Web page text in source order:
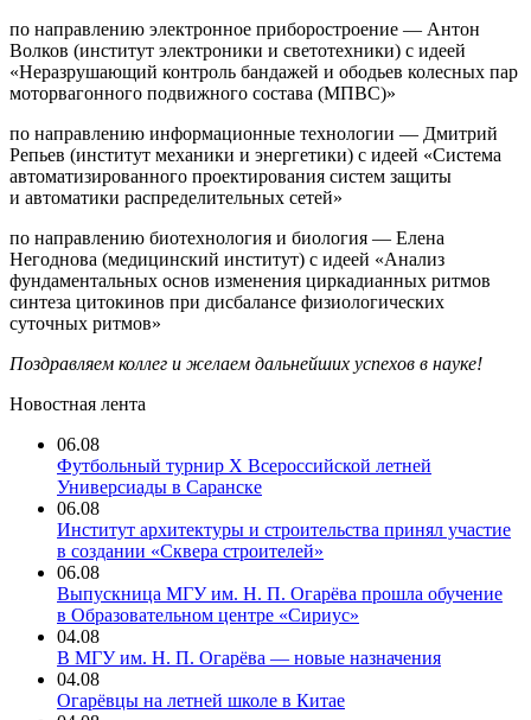
по направлению электронное приборостроение — Антон
Волков (институт электроники и светотехники) с идеей
«Неразрушающий контроль бандажей и ободьев колесных пар
моторвагонного подвижного состава (МПВС)»
по направлению информационные технологии — Дмитрий
Репьев (институт механики и энергетики) с идеей «Система
автоматизированного проектирования систем защиты
и автоматики распределительных сетей»
по направлению биотехнология и биология — Елена
Негоднова (медицинский институт) с идеей «Анализ
фундаментальных основ изменения циркадианных ритмов
синтеза цитокинов при дисбалансе физиологических
суточных ритмов»
Поздравляем коллег и желаем дальнейших успехов в науке!
Новостная лента
06.08
Футбольный турнир X Всероссийской летней
Универсиады в Саранске
06.08
Институт архитектуры и строительства принял участие
в создании «Сквера строителей»
06.08
Выпускница МГУ им. Н. П. Огарёва прошла обучение
в Образовательном центре «Сириус»
04.08
В МГУ им. Н. П. Огарёва — новые назначения
04.08
Огарёвцы на летней школе в Китае